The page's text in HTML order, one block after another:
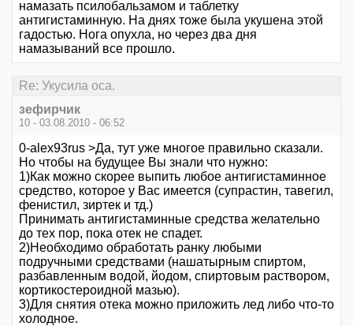
намазать псилобальзамом и таблетку
антигистаминную. На днях тоже была укушена этой
гадостью. Нога опухла, но через два дня
намазываний все прошло.
Re: Укусила оса.
зефирчик
10 - 03.08.2010 - 06:52
0-alex93rus >Да, тут уже многое правильно сказали.
Но чтобы на будущее Вы знали что нужно:
1)Как можно скорее выпить любое антигистаминное
средство, которое у Вас имеется (супрастин, тавегил,
фенистил, зиртек и тд.)
Принимать антигистаминные средства желательно
до тех пор, пока отек не спадет.
2)Необходимо обработать ранку любыми
подручными средствами (нашатырным спиртом,
разбавленным водой, йодом, спиртовым раствором,
кортикостероидной мазью).
3)Для снятия отека можно приложить лед либо что-то
холодное.